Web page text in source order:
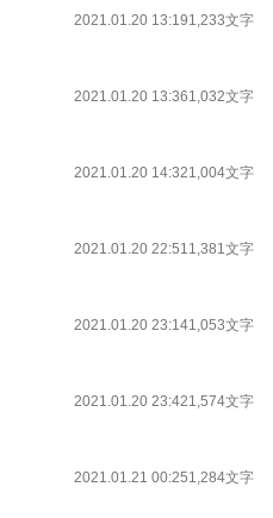
2021.01.20 13:191,233文字
2021.01.20 13:361,032文字
2021.01.20 14:321,004文字
2021.01.20 22:511,381文字
2021.01.20 23:141,053文字
2021.01.20 23:421,574文字
2021.01.21 00:251,284文字